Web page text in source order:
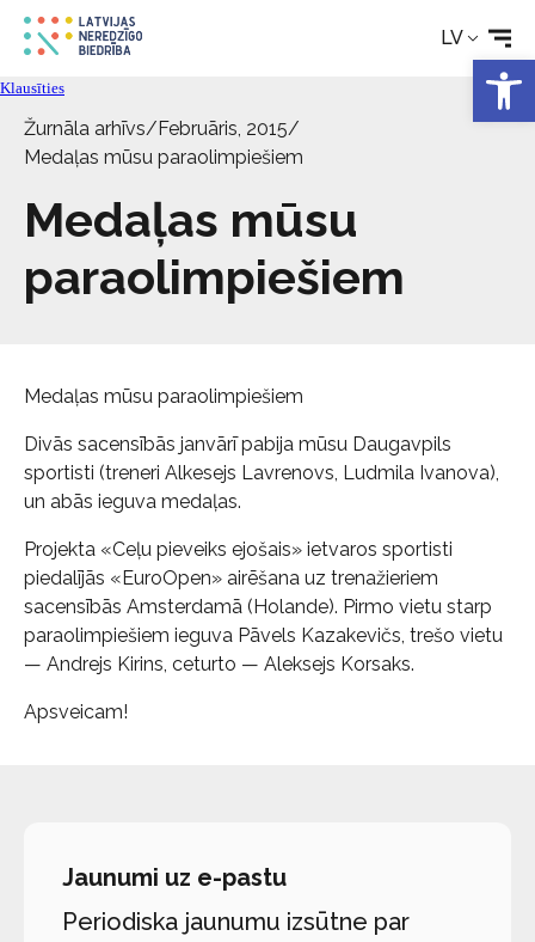
LV
Rehabilitācija
Tehniskie palīglīdzekļi
Aktualitātes
Pakalpojumi
Kontakti
Klausīties
Žurnāla arhīvs/Februāris, 2015/
Medaļas mūsu paraolimpiešiem
Medaļas mūsu
paraolimpiešiem
Medaļas mūsu paraolimpiešiem
Divās sacensībās janvārī pabija mūsu Daugavpils
sportisti (treneri Alkesejs Lavrenovs, Ludmila Ivanova),
un abās ieguva medaļas.
Projekta «Ceļu pieveiks ejošais» ietvaros sportisti
piedalījās «EuroOpen» airēšana uz trenažieriem
sacensībās Amsterdamā (Holande). Pirmo vietu starp
paraolimpiešiem ieguva Pāvels Kazakevičs, trešo vietu
— Andrejs Kirins, ceturto — Aleksejs Korsaks.
Apsveicam!
Jaunumi uz e-pastu
Periodiska jaunumu izsūtne par